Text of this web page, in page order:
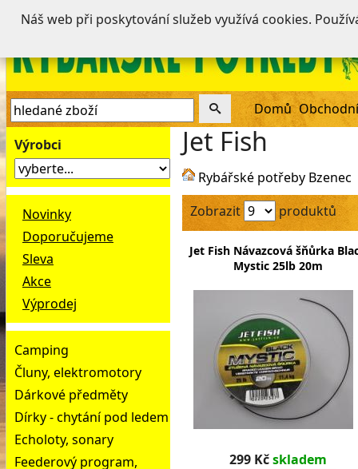
Domů
Výrobci
Novinky
Doporučujeme
Sleva
Akce
Výprodej
Camping
Čluny, elektromotory
Dárkové předměty
Dírky - chytání pod ledem
Echoloty, sonary
Feederový program,
Jet Fish
Rybářské potřeby Bzenec
Zobrazit
produktů
Jet Fish Návazcová šňůrka
Mystic 25lb 20m
299 Kčskladem
Náš web při poskytování služeb využívá cookies.